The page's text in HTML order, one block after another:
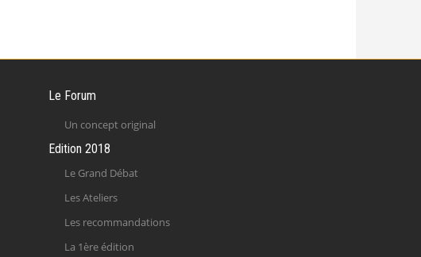
Le Forum
Un concept original
Edition 2018
Le Grand Débat
Les Ateliers
Les recommandations
La 1ère édition